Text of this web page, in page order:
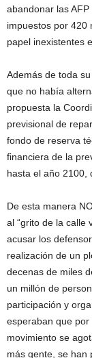
abandonar las
impuestos por 420
papel inexistentes
Además de toda
que no había
propuesta la
previsional de
fondo de reserva
financiera de la
hasta el año 2100,
De esta manera
al “grito de la calle
acusar los
realización de un
decenas de miles
un millón de
participación y
esperaban que
movimiento se
más gente, se han